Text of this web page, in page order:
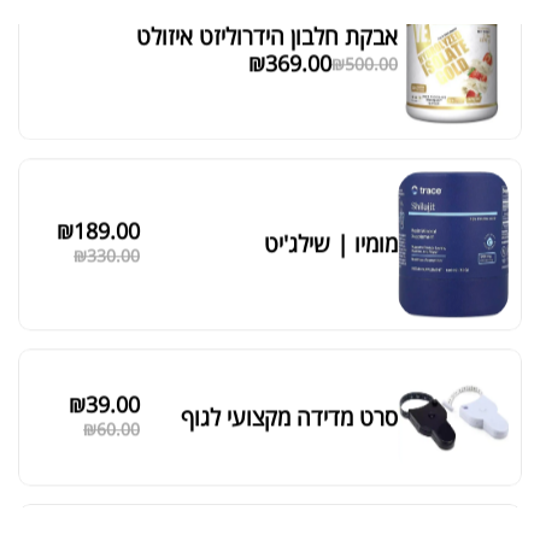
מציג 1–6 מתוך 524 תוצאות
סידור ברירת מחדל
אבקת חלבון הידרוליזט איזולט
₪500.00
₪369.00
מומיו | שילג'יט ₪330.00
₪189.00
סרט מדידה מקצועי לגוף ₪60.00
₪39.00